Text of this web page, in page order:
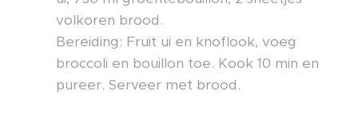
volkoren brood.
Bereiding: Fruit ui en knoflook, voeg
broccoli en bouillon toe. Kook 10 min en
pureer. Serveer met brood.